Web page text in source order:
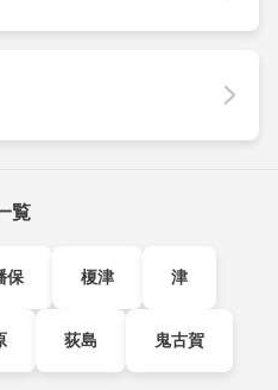
覧
保 榎津 津
荻島 鬼古賀